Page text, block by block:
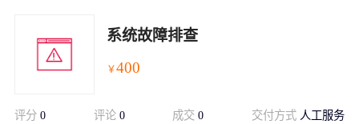
系统故障排查
￥400
评分 0 评论 0 成交0 交付方式 人工服务